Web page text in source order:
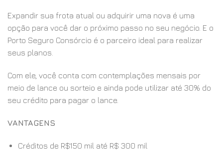
Expandir sua frota atual ou adquirir uma nova é uma
opção para você dar o próximo passo no seu negócio. E o
Porto Seguro Consórcio é o parceiro ideal para realizar
seus planos.
Com ele, você conta com contemplações mensais por
meio de lance ou sorteio e ainda pode utilizar até 30% do
seu crédito para pagar o lance.
VANTAGENS
Créditos de R$150 mil até R$ 300 mil